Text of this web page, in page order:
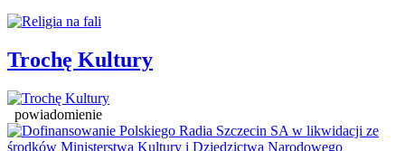
Trochę Kultury
powiadomienie